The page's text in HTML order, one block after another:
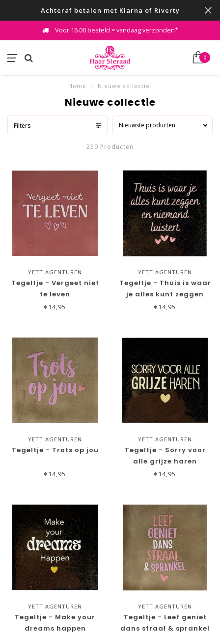
Achteraf betalen met Klarna of Riverty
Voor 16.00 besteld = vandaag verzonden*
0
Home / Nieuwe collectie
Nieuwe collectie
Filters Nieuwste producten
250 Producten
YETT AGENTUREN
Tegeltje - Vergeet niet
te leven
€14,95
YETT AGENTUREN
Tegeltje - Thuis is waar
je alles kunt zeggen
€14,95
YETT AGENTUREN
Tegeltje - Trots op jou
€14,95
YETT AGENTUREN
Tegeltje - Sorry voor
alle grijze haren
€14,95
YETT AGENTUREN
Tegeltje - Make your
dreams happen
YETT AGENTUREN
Tegeltje - Leef geniet
dans straal & sprankel